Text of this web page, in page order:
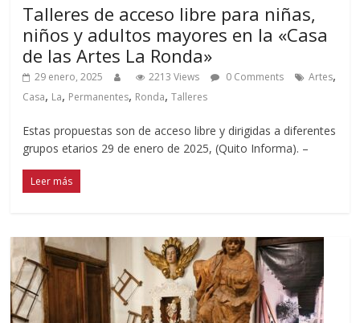
Talleres de acceso libre para niñas,
niños y adultos mayores en la «Casa
de las Artes La Ronda»
29 enero, 2025 2213 Views 0 Comments Artes,
Casa, La, Permanentes, Ronda,Talleres
Estas propuestas son de acceso libre y dirigidas a diferentes
grupos etarios 29 de enero de 2025, (Quito Informa). –
Leer más